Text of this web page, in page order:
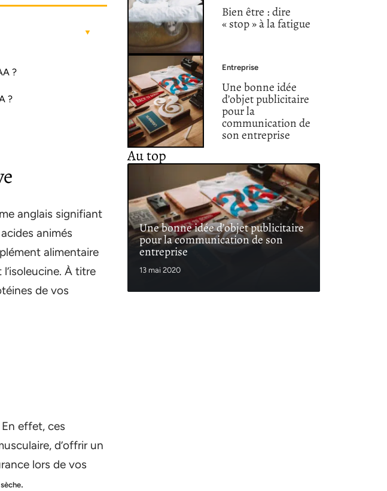
?
?
anglais signifiant
animés
alimentaire
À titre
de vos
effet, ces
d’offrir un
lors de vos
.
Bien être : dire
« stop » à la fatigue
Entreprise
Une bonne idée
d’objet publicitaire
pour la
communication de
son entreprise
Au top
Une bonne idée d’objet publicitaire
pour la communication de son
entreprise
13 mai 2020